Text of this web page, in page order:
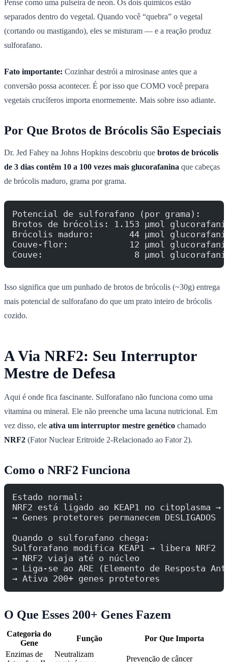
Pense como uma pulseira de neon. Os dois químicos estão
separados dentro do vegetal. Quando você “quebra” o vegetal
(cortando ou mastigando), eles se misturam — e a reação produz
sulforafano.
Fato importante: Cozinhar destrói a mirosinase antes que a
conversão possa acontecer. É por isso que COMO você prepara
vegetais crucíferos importa enormemente. Mais sobre isso adiante.
Por Que Brotos de Brócolis São Especiais
Dr. Jed Fahey na Johns Hopkins descobriu que brotos de brócolis
de 3 dias contêm 10 a 100 vezes mais glucorafanina que cabeças
de brócolis maduro, grama por grama.
Potencial de sulforafano (por grama):
Brotos de brócolis: 1.153 µmol
Brócolis maduro:       44 µmol
Couve-flor:            12 µmol
Couve:                  8 µmol
Isso significa que um punhado de brotos de brócolis (~30g) entrega
mais potencial de sulforafano do que um prato inteiro de brócolis
cozido.
A Via NRF2: Seu Interruptor
Mestre de Defesa
Aqui é onde fica fascinante. Sulforafano não funciona como uma
vitamina ou mineral. Ele não preenche uma lacuna nutricional. Em
vez disso, ele ativa um interruptor mestre genético chamado
NRF2 (Fator Nuclear Eritroide 2-Relacionado ao Fator 2).
Como o NRF2 Funciona
Estado normal:
NRF2 está ligado ao KEAP1 no citoplasma →
→ Genes protetores permanecem DESLIGADOS
Quando o sulforafano chega:
Sulforafano modifica KEAP1 → libera NRF2
→ NRF2 viaja até o núcleo
→ Liga-se ao ARE (Elemento de Resposta
→ Ativa 200+ genes protetores
O Que Esses 200+ Genes Fazem
Categoria do
Gene
Função
Por Que Importa
Enzimas de
Neutralizam
Prevenção de câncer